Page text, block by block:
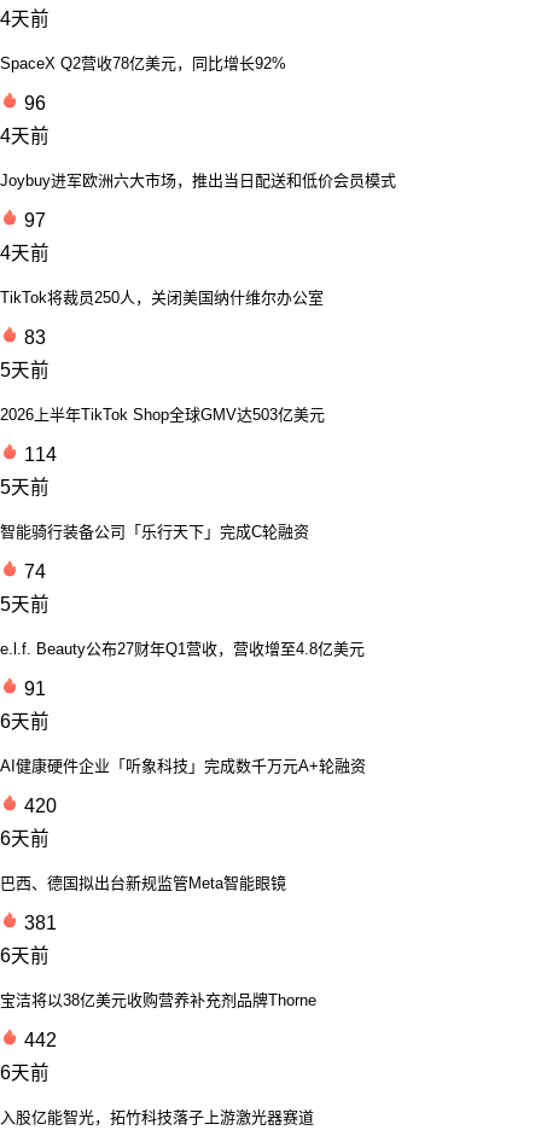
4天前
SpaceX Q2营收78亿美元，同比增长92%
96
4天前
Joybuy进军欧洲六大市场，推出当日配送和低价会员模式
97
4天前
TikTok将裁员250人，关闭美国纳什维尔办公室
83
5天前
2026上半年TikTok Shop全球GMV达503亿美元
114
5天前
智能骑行装备公司「乐行天下」完成C轮融资
74
5天前
e.l.f. Beauty公布27财年Q1营收，营收增至4.8亿美元
91
6天前
AI健康硬件企业「听象科技」完成数千万元A+轮融资
420
6天前
巴西、德国拟出台新规监管Meta智能眼镜
381
6天前
宝洁将以38亿美元收购营养补充剂品牌Thorne
442
6天前
入股亿能智光，拓竹科技落子上游激光器赛道